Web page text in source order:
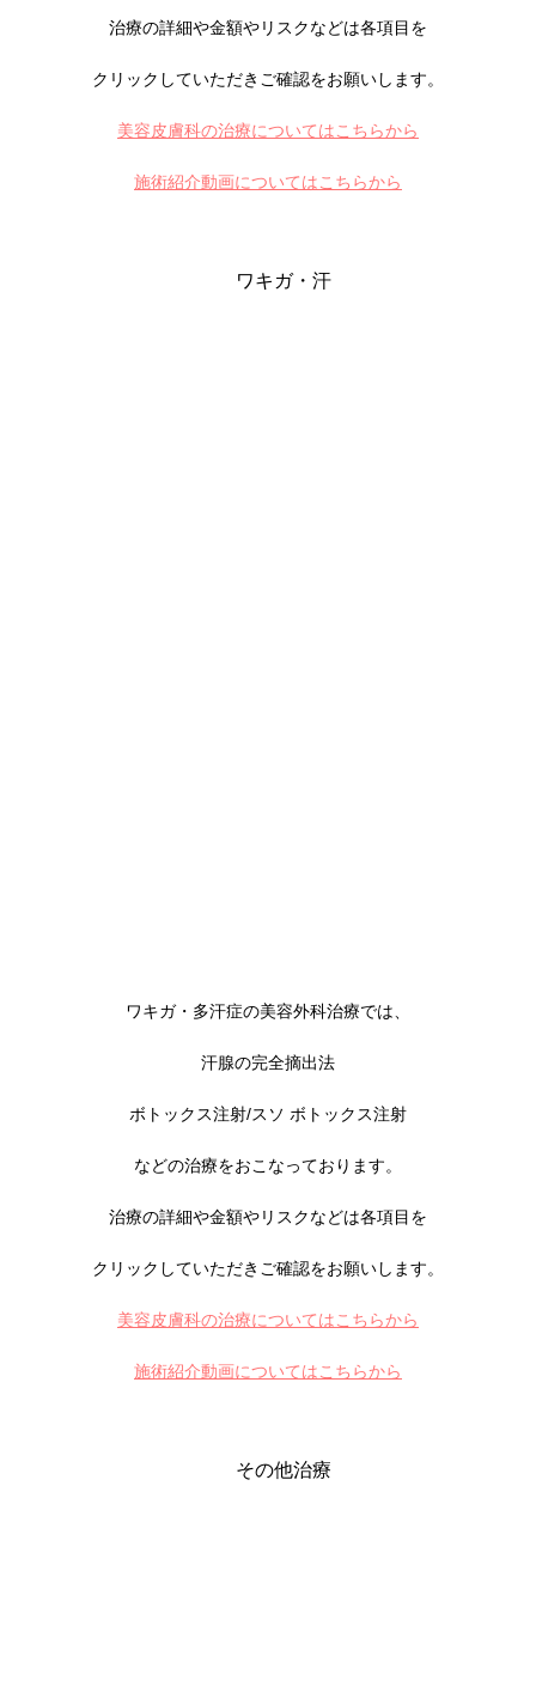
治療の詳細や金額やリスクなどは各項目を
クリックしていただきご確認をお願いします。
美容皮膚科の治療についてはこちらから
施術紹介動画についてはこちらから
ワキガ・汗
ワキガ・多汗症の美容外科治療では、
汗腺の完全摘出法
ボトックス注射/スソ ボトックス注射
などの治療をおこなっております。
治療の詳細や金額やリスクなどは各項目を
クリックしていただきご確認をお願いします。
美容皮膚科の治療についてはこちらから
施術紹介動画についてはこちらから
その他治療